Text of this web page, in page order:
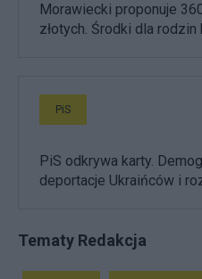
Morawiecki proponuje
złotych. Środki dla rodzin
PiS
PiS odkrywa karty.
deportacje Ukraińców i
Tematy Redakcja